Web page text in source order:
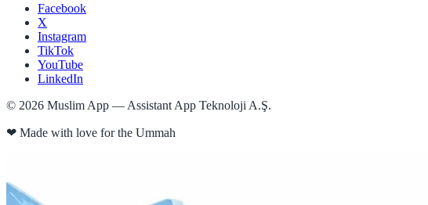
Facebook
X
Instagram
TikTok
YouTube
LinkedIn
© 2026 Muslim App — Assistant App Teknoloji A.Ş.
❤ Made with love for the Ummah